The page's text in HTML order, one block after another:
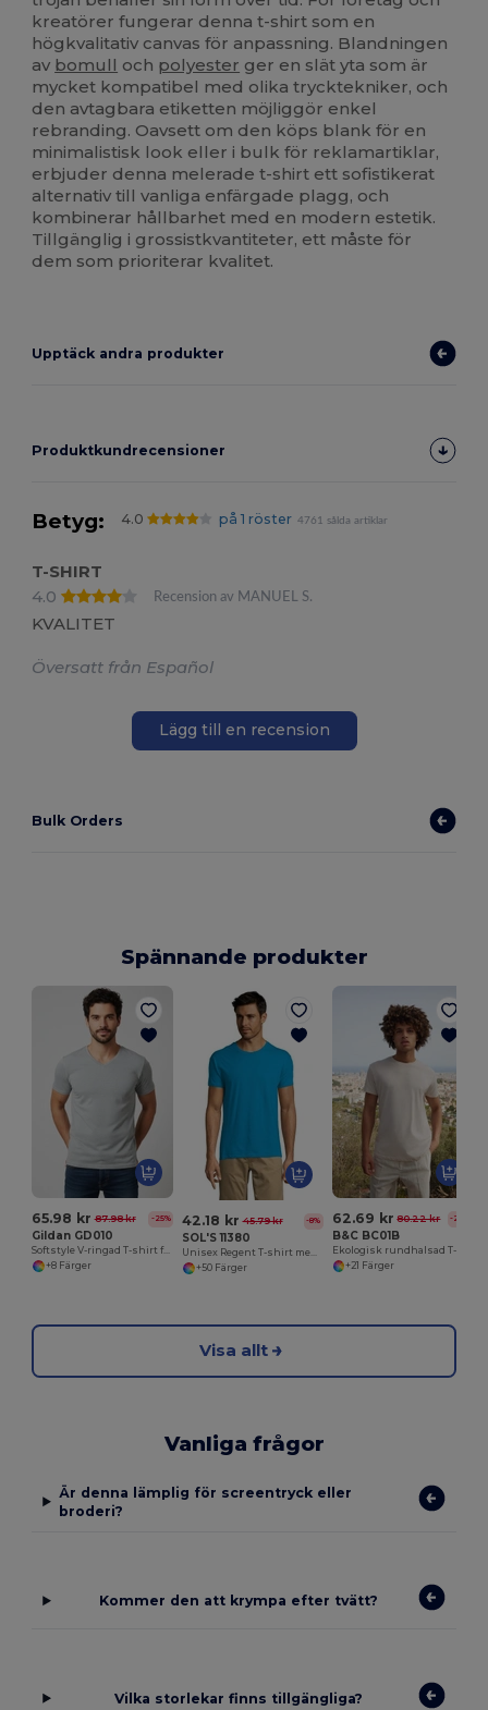
kreatörer fungerar denna t-shirt som en
högkvalitativ canvas för anpassning. Blandningen
av bomull och polyester ger en slät yta som är
mycket kompatibel med olika trycktekniker, och
den avtagbara etiketten möjliggör enkel
rebranding. Oavsett om den köps blank för en
minimalistisk look eller i bulk för reklamartiklar,
erbjuder denna melerade t-shirt ett sofistikerat
alternativ till vanliga enfärgade plagg, och
kombinerar hållbarhet med en modern estetik.
Tillgänglig i grossistkvantiteter, ett måste för
dem som prioriterar kvalitet.
Upptäck andra produkter
Produktkundrecensioner
Betyg: 4.0 på 1 röster 4761 sålda artiklar
T-SHIRT
4.0
Recension av MANUEL S.
KVALITET
Översatt från Español
Lägg till en recension
Bulk Orders
Spännande produkter
65.98 kr 87.98 kr -25%
Gildan GD010
Softstyle V-ringad T-shirt för män
+8 Färger
42.18 kr 45.79 kr -8%
SOL'S 11380
+50 Färger
62.69 kr 80.22 kr -22%
B&C BC01B
+21 Färger
Visa allt
Vanliga frågor
Är denna lämplig för screentryck eller
broderi?
Kommer den att krympa efter tvätt?
Vilka storlekar finns tillgängliga?